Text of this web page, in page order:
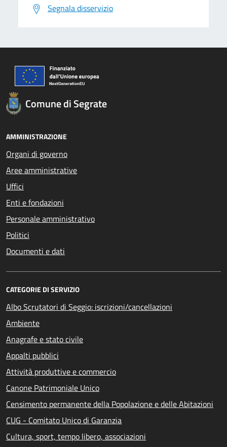
Segnala disservizio
Comune di Segrate
AMMINISTRAZIONE
Organi di governo
Aree amministrative
Uffici
Enti e fondazioni
Personale amministrativo
Politici
Documenti e dati
CATEGORIE DI SERVIZIO
Albo Scrutatori di Seggio: iscrizioni/cancellazioni
Ambiente
Anagrafe e stato civile
Appalti pubblici
Attività produttive e commercio
Canone Patrimoniale Unico
Censimento permanente della Popolazione e delle Abitazioni
CUG - Comitato Unico di Garanzia
Cultura, sport, tempo libero, associazioni